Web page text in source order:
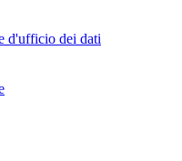
d'ufficio dei dati